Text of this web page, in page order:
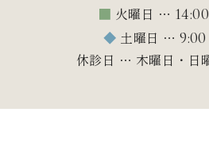
■ 火曜日 …
◆ 土曜日 …
休診日 … 木曜日・日